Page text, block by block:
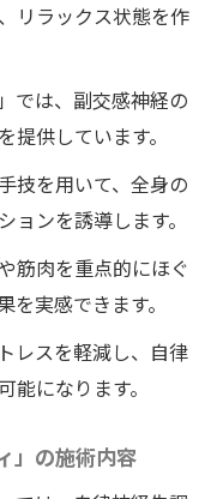
リラックス状態を作
では、副交感神経の
供しています。
技を用いて、全身の
ンを誘導します。
筋肉を重点的にほぐ
実感できます。
レスを軽減し、自律
になります。
」の施術内容